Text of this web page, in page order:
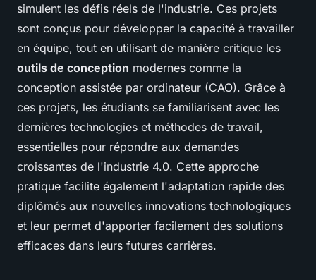
simulent les défis réels de l'industrie. Ces projets
sont conçus pour développer la capacité à travailler
en équipe, tout en utilisant de manière critique les
outils de conception modernes comme la
conception assistée par ordinateur (CAO). Grâce à
ces projets, les étudiants se familiarisent avec les
dernières technologies et méthodes de travail,
essentielles pour répondre aux demandes
croissantes de l'industrie 4.0. Cette approche
pratique facilite également l'adaptation rapide des
diplômés aux nouvelles innovations technologiques
et leur permet d'apporter facilement des solutions
efficaces dans leurs futures carrières.